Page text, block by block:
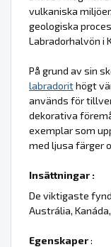
vulkaniska
geologiska
Labradorhalvön i
På grund av sin
labradorithögt
används för
dekorativa
exemplar som
med ljusa färger
Insättningar :
De viktigaste
Austrália, Kanáda,
Egenskaper: